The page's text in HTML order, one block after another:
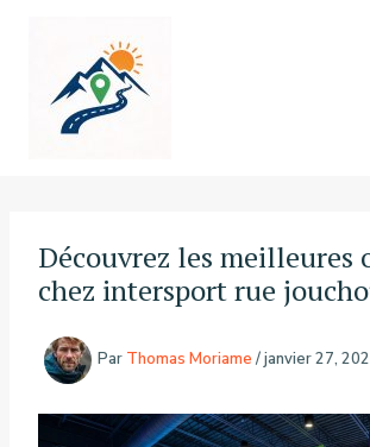
Découvrez les meilleures
chez intersport rue
Par Thomas Moriame /janvier 27,